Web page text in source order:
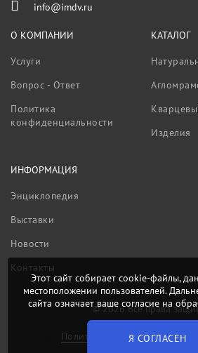
info@imdv.ru
О КОМПАНИИ
Услуги
Вопрос - Ответ
Политика
конфиденциальности
КАТАЛОГ
Изделия
ИНФОРМАЦИЯ
Энциклопедия
Выставки
Новости
Контакты
© 2026 Все права
Политика обработки
Этот сайт собирает cookie-файлы,
местоположении пользователей.
сайта означает ваше согласие на
Я СОГЛАСЕН